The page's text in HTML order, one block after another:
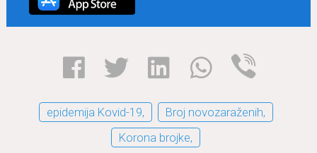
epidemija Kovid-19,
Broj novozaraženih,
Korona brojke,